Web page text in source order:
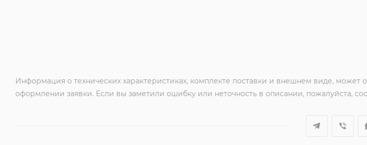
Информация о технических характеристиках, комплекте поставки и внешнем виде,
оформлении заявки. Если вы заметили ошибку или неточность в описании, пожалуйста,